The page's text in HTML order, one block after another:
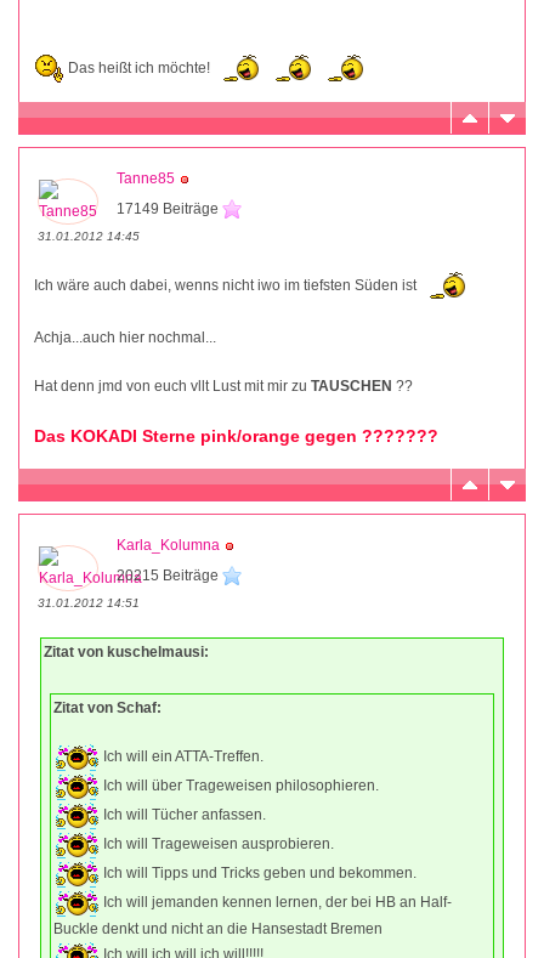
Das heißt ich möchte!
Tanne85
17149 Beiträge
31.01.2012 14:45
Ich wäre auch dabei, wenns nicht iwo im tiefsten Süden ist
Achja...auch hier nochmal...
Hat denn jmd von euch vllt Lust mit mir zu TAUSCHEN ??
Das KOKADI Sterne pink/orange gegen ???????
Karla_Kolumna
20215 Beiträge
31.01.2012 14:51
Zitat von kuschelmausi:
Zitat von Schaf:
Ich will ein ATTA-Treffen.
Ich will über Trageweisen philosophieren.
Ich will Tücher anfassen.
Ich will Trageweisen ausprobieren.
Ich will Tipps und Tricks geben und bekommen.
Ich will jemanden kennen lernen, der bei HB an Half-
Buckle denkt und nicht an die Hansestadt Bremen
Ich will ich will ich will!!!!!